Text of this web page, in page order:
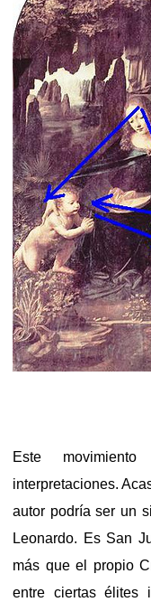
Este
interpretaciones.
autor podría ser un
Leonardo. Es San
más que el propio
entre ciertas élites